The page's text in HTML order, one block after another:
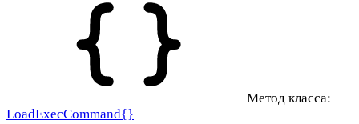
Метод класса:
LoadExecCommand{}